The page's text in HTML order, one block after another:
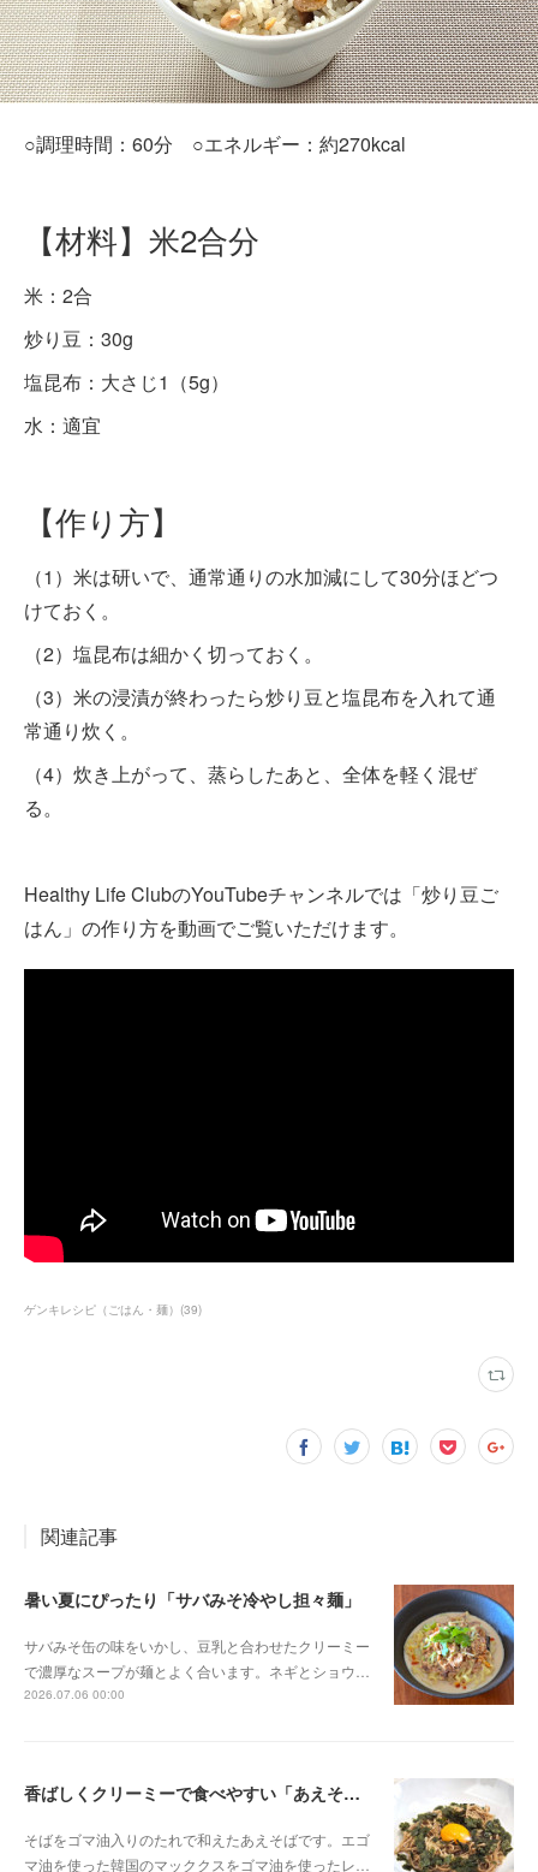
○調理時間：60分 ○エネルギー：約270kcal
【材料】米2合分
米：2合
炒り豆：30g
塩昆布：大さじ1（5g）
水：適宜
【作り方】
（1）米は研いで、通常通りの水加減にして30分ほどつ
けておく。
（2）塩昆布は細かく切っておく。
（3）米の浸漬が終わったら炒り豆と塩昆布を入れて通
常通り炊く。
（4）炊き上がって、蒸らしたあと、全体を軽く混ぜ
る。
Healthy Life ClubのYouTubeチャンネルでは「炒り豆ご
はん」の作り方を動画でご覧いただけます。
ゲンキレシピ（ごはん・麺） (39)
関連記事
暑い夏にぴったり「サバみそ冷やし担々麺」
サバみそ缶の味をいかし、豆乳と合わせたクリーミー
で濃厚なスープが麺とよく合います。ネギとショウ…
2026.07.06 00:00
香ばしくクリーミーで食べやすい「あえそば」
そばをゴマ油入りのたれで和えたあえそばです。エゴ
マ油を使った韓国のマッククスをゴマ油を使ったレ…